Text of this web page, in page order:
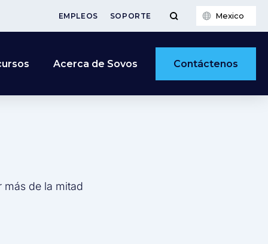
EMPLEOS SOPORTE Mexico
Acerca de Sovos Contáctenos
más de la mitad